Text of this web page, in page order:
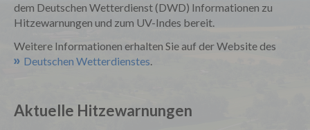
dem Deutschen Wetterdienst (DWD) Informationen zu
Hitzewarnungen und zum UV-Indes bereit.
Weitere Informationen erhalten Sie auf der Website des
Deutschen Wetterdienstes.
Aktuelle Hitzewarnungen